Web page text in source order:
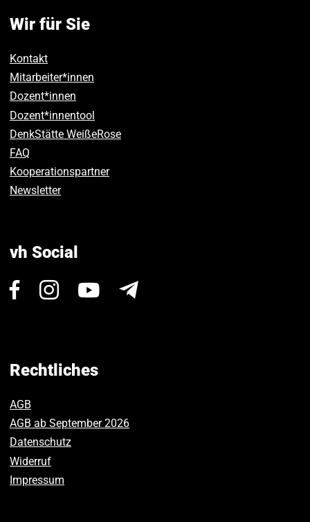
Wir für Sie
Kontakt
Mitarbeiter*innen
Dozent*innen
Dozent*innentool
DenkStätte WeißeRose
FAQ
Kooperationspartner
Newsletter
vh Social
Besuchen
Facebook.
Besuchen
Instagram.
Besuchen
Rechtliches
AGB
AGB ab September 2026
Datenschutz
Widerruf
Impressum